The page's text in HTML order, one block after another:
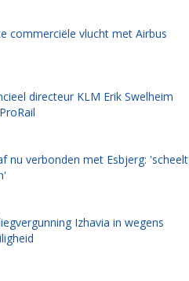
commerciële vlucht met Airbus
directeur KLM Erik Swelheim
nu verbonden met Esbjerg: 'scheelt
Izhavia in wegens